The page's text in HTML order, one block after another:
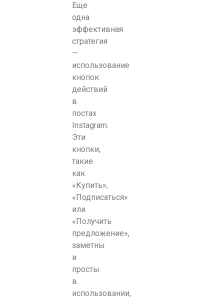
Еще
одна
эффективная
стратегия
—
использование
кнопок
действий
в
постах
Instagram.
Эти
кнопки,
такие
как
«Купить»,
«Подписаться»
или
«Получить
предложение»,
заметны
и
просты
в
использовании,